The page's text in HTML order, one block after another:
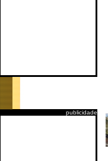
publicidade